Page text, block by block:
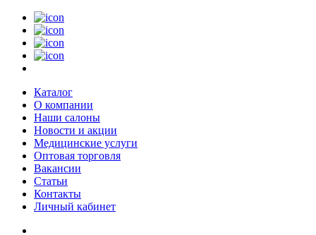
Каталог
О компании
Наши салоны
Новости и акции
Медицинские услуги
Оптовая торговля
Вакансии
Статьи
Контакты
Личный кабинет